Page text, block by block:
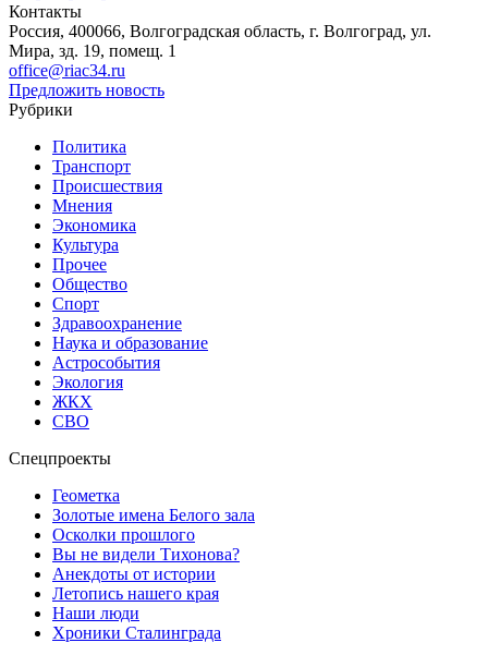
Контакты
Россия, 400066, Волгоградская область, г. Волгоград, ул.
Мира, зд. 19, помещ. 1
office@riac34.ru
Предложить новость
Рубрики
Политика
Транспорт
Происшествия
Мнения
Экономика
Культура
Прочее
Общество
Спорт
Здравоохранение
Наука и образование
Астрособытия
Экология
ЖКХ
СВО
Спецпроекты
Геометка
Золотые имена Белого зала
Осколки прошлого
Вы не видели Тихонова?
Анекдоты от истории
Летопись нашего края
Наши люди
Хроники Сталинграда